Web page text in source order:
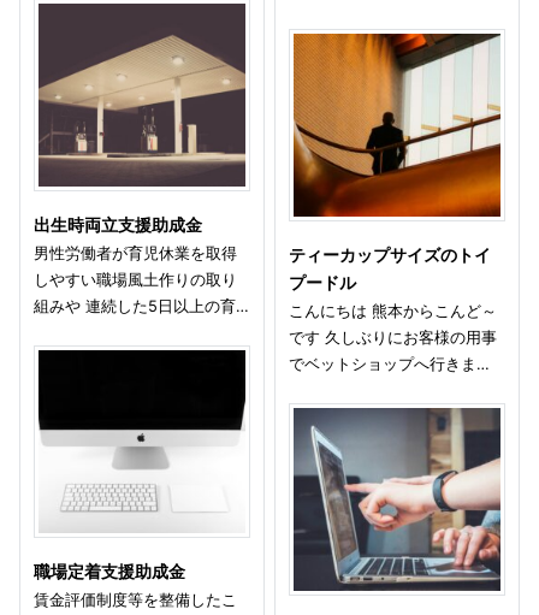
出生時両立支援助成金
男性労働者が育児休業を取得
しやすい職場風土作りの取り
組みや 連続した5日以上の育…
職場定着支援助成金
賃金評価制度等を整備したこ
ティーカップサイズのトイ
プードル
こんにちは 熊本からこんど～
です 久しぶりにお客様の用事
でベットショップへ行きま…